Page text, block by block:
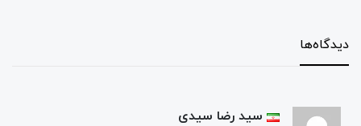
دیدگاه‌ها
سید رضا سیدی